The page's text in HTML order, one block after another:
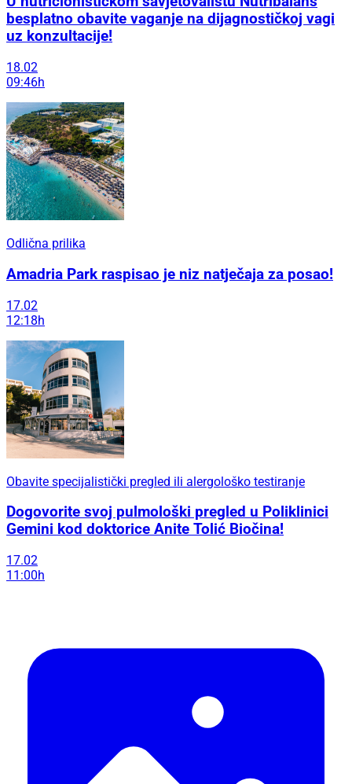
besplatno obavite vaganje na dijagnostičkoj vagi
uz konzultacije!
18.02
09:46h
Odlična prilika
Amadria Park raspisao je niz natječaja za posao!
17.02
12:18h
Obavite specijalistički pregled ili alergološko testiranje
Dogovorite svoj pulmološki pregled u Poliklinici
Gemini kod doktorice Anite Tolić Biočina!
17.02
11:00h